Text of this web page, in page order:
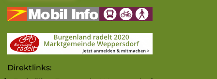
Direktlinks: